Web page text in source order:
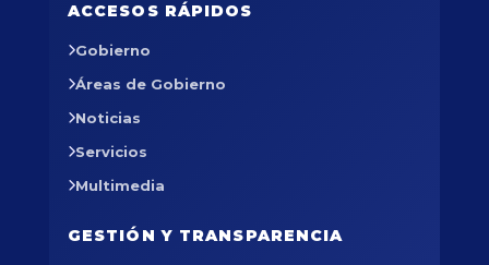
ACCESOS RÁPIDOS
Gobierno
Áreas de Gobierno
Noticias
Servicios
Multimedia
GESTIÓN Y TRANSPARENCIA